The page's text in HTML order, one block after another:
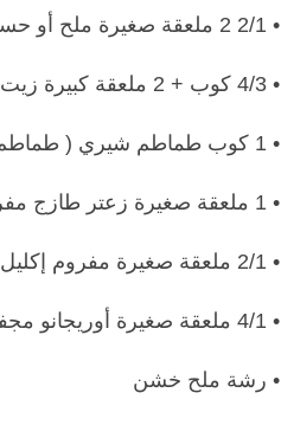
• 2/1 2 ملعقة صغيرة ملح أو حسب الذوق
• 4/3 كوب + 2 ملعقة كبيرة زيت زيتون
• 1 كوب طماطم شيري ( طماطم عنبية )
• 1 ملعقة صغيرة زعتر طازج مفروم
• 2/1 ملعقة صغيرة مفروم إكليل الجبل
• 4/1 ملعقة صغيرة أوريجانو مجفف
• رشة ملح خشن